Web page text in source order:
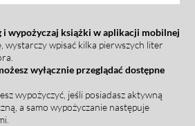
i wypożyczaj książki w aplikacji mobilnej
wystarczy wpisać kilka pierwszych liter
wyłącznie przeglądać dostępne
wypożyczyć, jeśli posiadasz aktywną
a samo wypożyczanie następuje